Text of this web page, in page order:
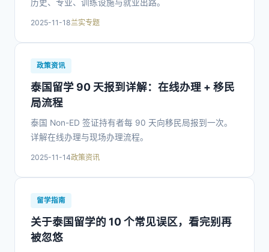
历史、专业、训练设施与就业出路。
2025-11-18兰实专题
政策资讯
泰国留学 90 天报到详解：在线办理 + 移民
局流程
泰国 Non-ED 签证持有者每 90 天向移民局报到一次。
详解在线办理与现场办理流程。
2025-11-14政策资讯
留学指南
关于泰国留学的 10 个常见误区，看完别再
被忽悠